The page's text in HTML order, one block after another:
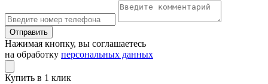
Отправить
Нажимая кнопку, вы соглашаетесь
на обработку персональных данных
Купить в 1 клик